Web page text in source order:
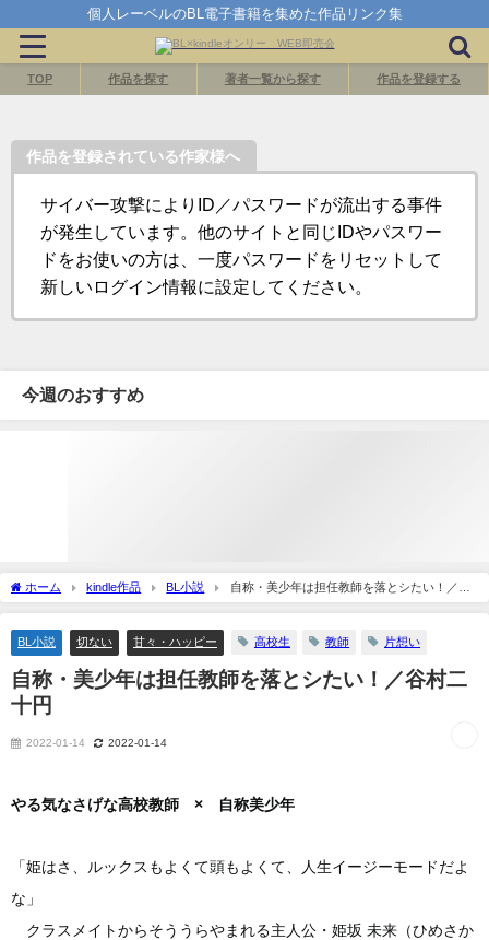
個人レーベルのBL電子書籍を集めた作品リンク集
TOP 作品を探す 著者一覧から探す 作品を登録する
作品を登録されている作家様へ
サイバー攻撃によりID／パスワードが流出する事件
が発生しています。他のサイトと同じIDやパスワー
ドをお使いの方は、一度パスワードをリセットして
新しいログイン情報に設定してください。
今週のおすすめ
ホーム kindle作品 BL小説
自称・美少年は担任教師を落とシたい！／谷
村二十円
BL小説 切ない 甘々・ハッピー 高校生 教師 片想い
自称・美少年は担任教師を落とシたい！／谷村二
十円
2022-01-14 2022-01-14
やる気なさげな高校教師 × 自称美少年
「姫はさ、ルックスもよくて頭もよくて、人生イージーモードだよ
な」
クラスメイトからそううらやまれる主人公・姫坂 未来（ひめさか